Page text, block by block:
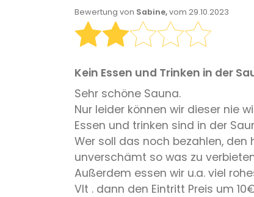
Bewertung von Sabine,vom 29.10.2023
Kein Essen und Trinken in der
Sehr schöne Sauna.
Nur leider können wir dieser nie
Essen und trinken sind in der
Wer soll das noch bezahlen,
unverschämt so was zu
Außerdem essen wir u.a. viel
Vlt . dann den Eintritt Preis um